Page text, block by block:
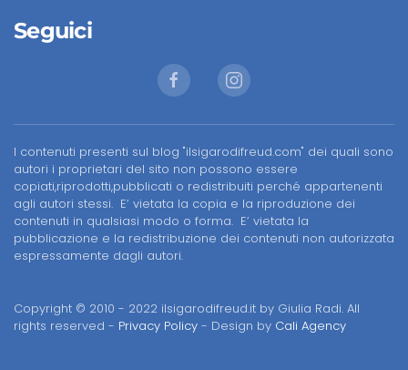
Seguici
I contenuti presenti sul blog "ilsigarodifreud.com" dei quali sono
autori i proprietari del sito non possono essere
copiati,riprodotti,pubblicati o redistribuiti perché appartenenti
agli autori stessi. E’ vietata la copia e la riproduzione dei
contenuti in qualsiasi modo o forma. E’ vietata la
pubblicazione e la redistribuzione dei contenuti non autorizzata
espressamente dagli autori.
Copyright © 2010 - 2022 ilsigarodifreud.it by Giulia Radi. All
rights reserved - Privacy Policy - Design by Cali Agency